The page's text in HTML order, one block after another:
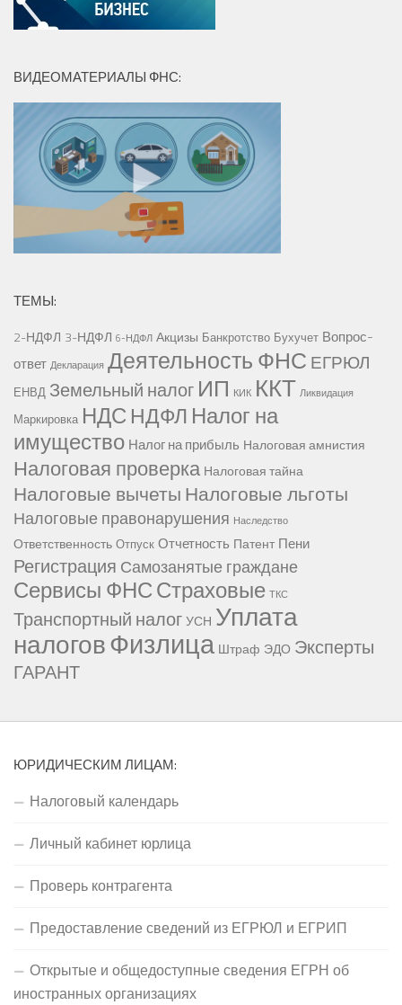
ВИДЕОМАТЕРИАЛЫ ФНС:
ТЕМЫ:
2-НДФЛ 3-НДФЛ 6-НДФЛ Акцизы Банкротство Бухучет Вопрос-
ответ Декларация Деятельность ФНС ЕГРЮЛ
ЕНВД Земельный налог ИП КИК ККТ Ликвидация
Маркировка НДС НДФЛ Налог на
имущество Налог на прибыль Налоговая амнистия
Налоговая проверка Налоговая тайна
Налоговые вычетыНалоговые льготы
Налоговые правонарушения Наследство
Ответственность Отпуск Отчетность Патент Пени
Регистрация Самозанятые граждане
Сервисы ФНССтраховые ТКС
Транспортный налогУСН Уплата
налоговФизлица Штраф ЭДО Эксперты
ГАРАНТ
ЮРИДИЧЕСКИМ ЛИЦАМ:
Налоговый календарь
Личный кабинет юрлица
Проверь контрагента
Предоставление сведений из ЕГРЮЛ и ЕГРИП
Открытые и общедоступные сведения ЕГРН об
иностранных организациях